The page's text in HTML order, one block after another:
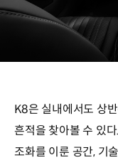
K8은 실내에서도 상
흔적을 찾아볼 수 있
조화를 이룬 공간, 기